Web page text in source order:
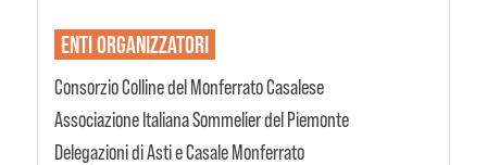
ENTIORGANIZZATORI
Consorzio Colline del Monferrato Casalese
Associazione Italiana Sommelier del Piemonte
Delegazioni di Asti e Casale Monferrato